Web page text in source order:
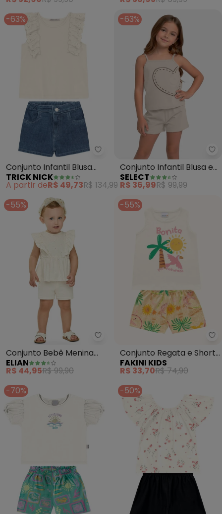
(Off White)
-63%
Trick Nick - Conjunto Infantil
Conjunto Infantil Blusa
com Shorts (Bege)
TRICK NICK
A partir deR$ 49,73R$ 134,99
-63%
Conjunto Infantil Blusa e
Shorts Feminino (Bege)
SELECT
R$ 36,99R$ 99,99
-55%
Elian - Conjunto Bebê Menina
Conjunto Bebê Menina
Floral Devorê (Bege)
ELIAN
R$ 44,95R$ 99,90
-55%
Conjunto Regata e Shorts
(Bege)
FAKINI KIDS
R$ 33,70R$ 74,90
-70%
-50%